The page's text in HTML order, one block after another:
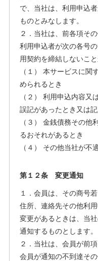
で、当社は、利用申込
ものとみなします。
２．当社は、前各項そ
利用申込者が次の各号
用契約を締結しないこと
（１） 本サービスに関
められるとき
（２） 利用申込内容又
誤記があったとき又は
（３） 金銭債務その他
るおそれがあるとき
（４） その他当社が不
第１２条 変更通知
１．会員は、その商号
住所、連絡先その他利
変更があるときは、当
通知するものとします。
２．当社は、会員が前
会員が通知の不到達そ